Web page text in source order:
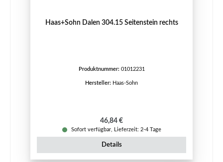
Haas+Sohn Dalen 304.15 Seitenstein rechts
Produktnummer: 01012231
Hersteller: Haas-Sohn
Regulärer Preis:
46,84 €
Sofort verfügbar, Lieferzeit: 2-4 Tage
Details